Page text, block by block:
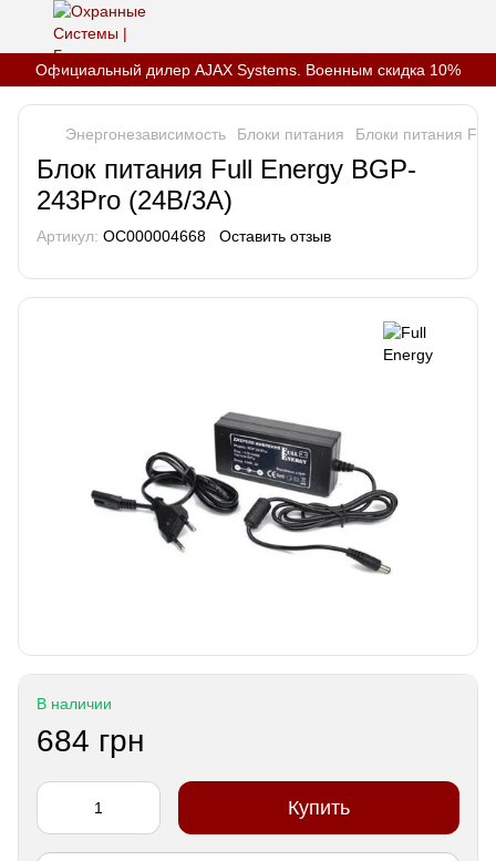
Официальный дилер AJAX Systems. Военным скидка 10%
Энергонезависимость Блоки питания Блоки питания
Блок питания Full Energy BGP-
243Pro (24В/3А)
Артикул: OC000004668 Оставить отзыв
В наличии
684 грн
Купить